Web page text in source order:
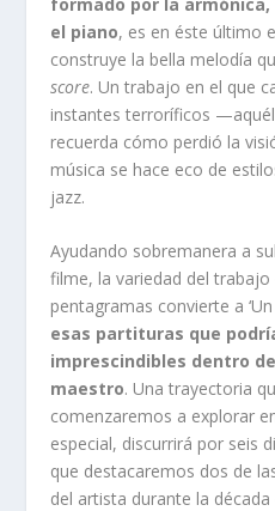
el piano, es en éste último
construye la bella melodía
score. Un trabajo en el que
instantes terroríficos
recuerda cómo perdió la
música se hace eco de
jazz.
Ayudando sobremanera a
filme, la variedad del
pentagramas convierte a
esas partituras que
imprescindibles dentro
maestro. Una trayectoria
comenzaremos a explorar
especial, discurrirá por seis
que destacaremos dos de
del artista durante la década